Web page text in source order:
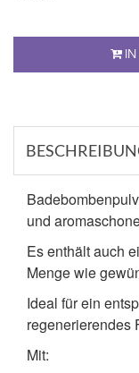
und
Es enthält auch
Menge wie
Ideal für ein
regenerierendes
Mit: